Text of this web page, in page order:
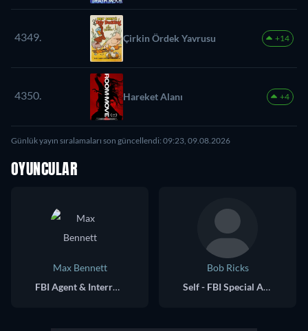
4349. Çirkin Ördek Yavrusu +14
4350. Hareket Alanı +4
Günlük yayın sıralamaları son güncellendi: 09:23, 09.08.2026
OYUNCULAR
Max Bennett
FBI Agent & Interrogator
Bob Ricks
Self - FBI Special Agent in Charge, OKC